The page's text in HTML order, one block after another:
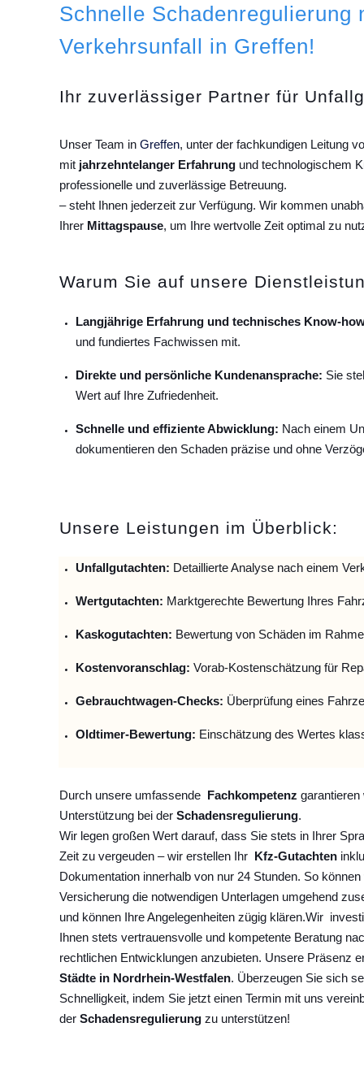
Schnelle Schadenregulierung
Verkehrsunfall in Greffen!
Ihr zuverlässiger Partner für
Unser Team in Greffen, unter der fachkundigen Leitung
mit jahrzehntelanger Erfahrung und technologischem
professionelle und zuverlässige Betreuung.
– steht Ihnen jederzeit zur Verfügung. Wir kommen
Ihrer Mittagspause, um Ihre wertvolle Zeit optimal zu
Warum Sie auf unsere
Langjährige Erfahrung und technisches Know-
und fundiertes Fachwissen mit.
Direkte und persönliche Kundenansprache: Sie
Wert auf Ihre Zufriedenheit.
Schnelle und effiziente Abwicklung: Nach einem
dokumentieren den Schaden präzise und ohne
Unsere Leistungen im Überblick:
Unfallgutachten: Detaillierte Analyse nach einem
Wertgutachten: Marktgerechte Bewertung Ihres
Kaskogutachten: Bewertung von Schäden im
Kostenvoranschlag: Vorab-Kostenschätzung für
Gebrauchtwagen-Checks: Überprüfung eines
Oldtimer-Bewertung: Einschätzung des Wertes
Durch unsere umfassende Fachkompetenz garantieren
Unterstützung bei der Schadensregulierung.
Wir legen großen Wert darauf, dass Sie stets in Ihrer
Zeit zu vergeuden – wir erstellen Ihr
Kfz-Gutachten
Dokumentation innerhalb von nur 24 Stunden. So
Versicherung die notwendigen Unterlagen umgehend
und können Ihre Angelegenheiten zügig klären.Wir
Ihnen stets vertrauensvolle und kompetente Beratung
rechtlichen Entwicklungen anzubieten. Unsere Präsenz
Städte in Nordrhein-Westfalen. Überzeugen Sie sich
Schnelligkeit, indem Sie jetzt einen Termin mit uns
der Schadensregulierung zu unterstützen!